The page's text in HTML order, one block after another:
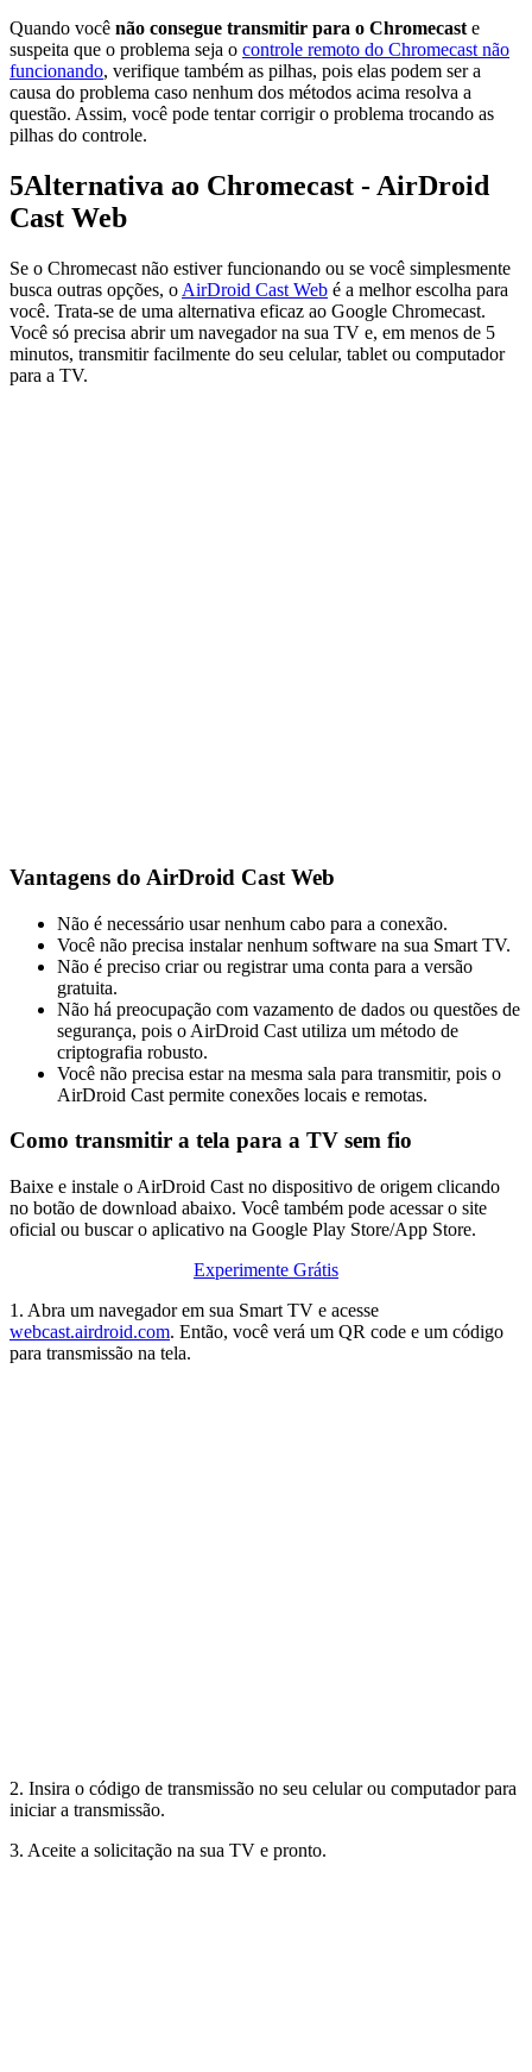
Quando você não consegue transmitir para o Chromecast e
suspeita que o problema seja o controle remoto do Chromecast não
funcionando, verifique também as pilhas, pois elas podem ser a
causa do problema caso nenhum dos métodos acima resolva a
questão. Assim, você pode tentar corrigir o problema trocando as
pilhas do controle.
5Alternativa ao Chromecast - AirDroid
Cast Web
Se o Chromecast não estiver funcionando ou se você simplesmente
busca outras opções, o AirDroid Cast Web é a melhor escolha para
você. Trata-se de uma alternativa eficaz ao Google Chromecast.
Você só precisa abrir um navegador na sua TV e, em menos de 5
minutos, transmitir facilmente do seu celular, tablet ou computador
para a TV.
Vantagens do AirDroid Cast Web
Não é necessário usar nenhum cabo para a conexão.
Você não precisa instalar nenhum software na sua Smart TV.
Não é preciso criar ou registrar uma conta para a versão
gratuita.
Não há preocupação com vazamento de dados ou questões de
segurança, pois o AirDroid Cast utiliza um método de
criptografia robusto.
Você não precisa estar na mesma sala para transmitir, pois o
AirDroid Cast permite conexões locais e remotas.
Como transmitir a tela para a TV sem fio
Baixe e instale o AirDroid Cast no dispositivo de origem clicando
no botão de download abaixo. Você também pode acessar o site
oficial ou buscar o aplicativo na Google Play Store/App Store.
Experimente Grátis
1. Abra um navegador em sua Smart TV e acesse
webcast.airdroid.com. Então, você verá um QR code e um código
para transmissão na tela.
2. Insira o código de transmissão no seu celular ou computador para
iniciar a transmissão.
3. Aceite a solicitação na sua TV e pronto.